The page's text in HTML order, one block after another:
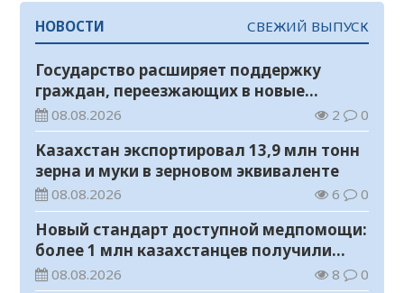
НОВОСТИ СВЕЖИЙ ВЫПУСК
Государство расширяет поддержку
граждан, переезжающих в новые
регионы для работы
08.08.2026 2 0
Казахстан экспортировал 13,9 млн тонн
зерна и муки в зерновом эквиваленте
08.08.2026 6 0
Новый стандарт доступной медпомощи:
более 1 млн казахстанцев получили
телемедицинские услуги
08.08.2026 8 0